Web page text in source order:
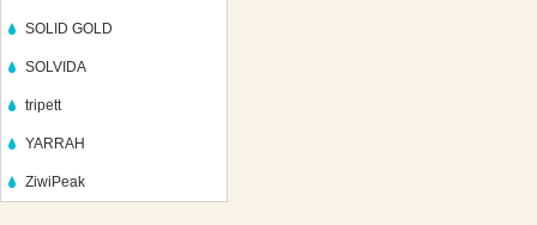
SOLID GOLD
SOLVIDA
tripett
YARRAH
ZiwiPeak